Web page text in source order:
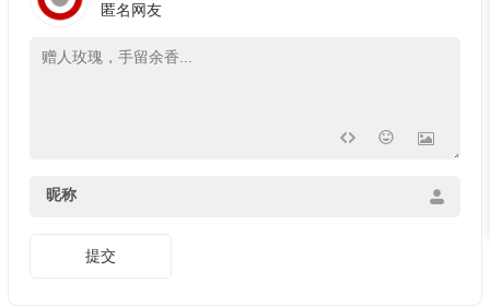
匿名网友
昵称
提交